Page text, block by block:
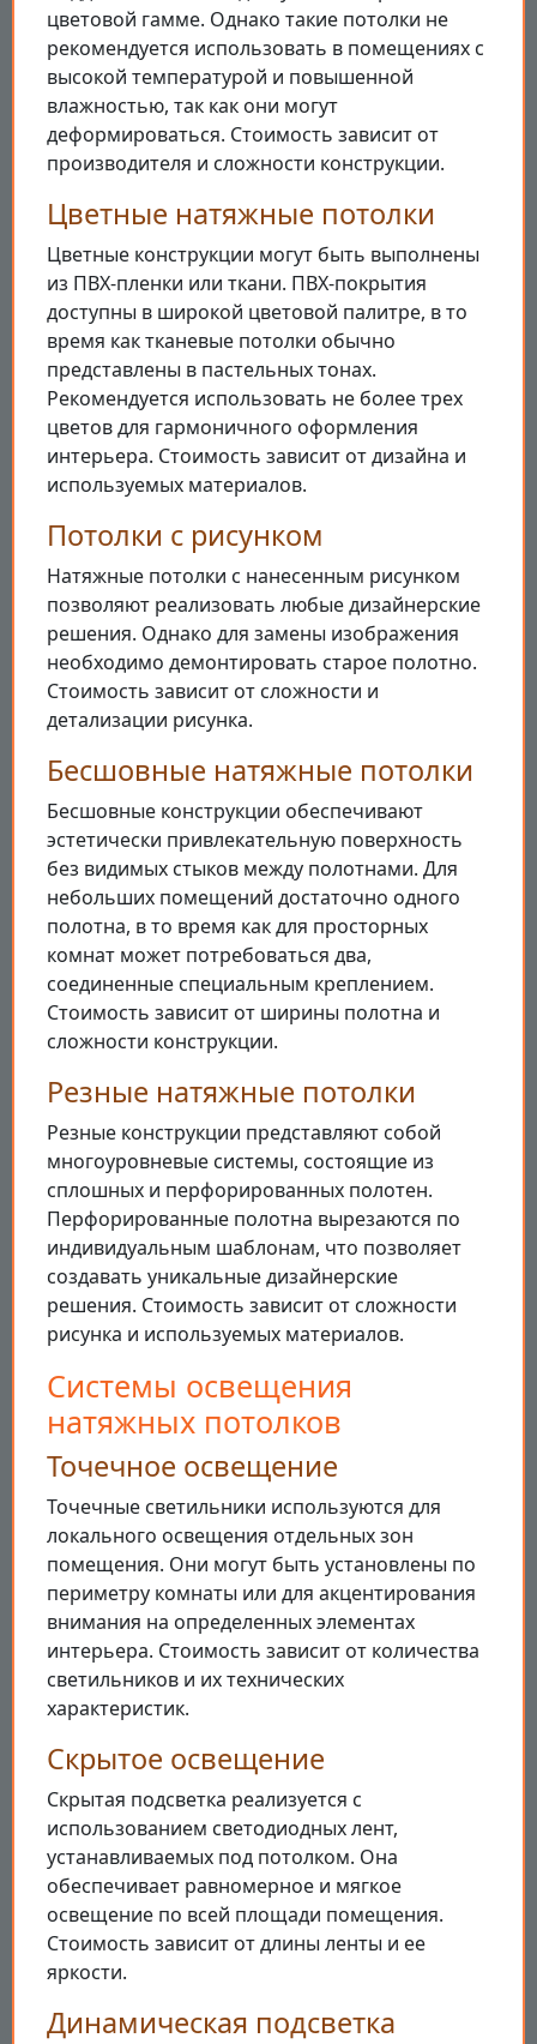
цветовой гамме. Однако такие потолки не
рекомендуется использовать в помещениях с
высокой температурой и повышенной
влажностью, так как они могут
деформироваться. Стоимость зависит от
производителя и сложности конструкции.
Цветные натяжные потолки
Цветные конструкции могут быть выполнены
из ПВХ-пленки или ткани. ПВХ-покрытия
доступны в широкой цветовой палитре, в то
время как тканевые потолки обычно
представлены в пастельных тонах.
Рекомендуется использовать не более трех
цветов для гармоничного оформления
интерьера. Стоимость зависит от дизайна и
используемых материалов.
Потолки с рисунком
Натяжные потолки с нанесенным рисунком
позволяют реализовать любые дизайнерские
решения. Однако для замены изображения
необходимо демонтировать старое полотно.
Стоимость зависит от сложности и
детализации рисунка.
Бесшовные натяжные потолки
Бесшовные конструкции обеспечивают
эстетически привлекательную поверхность
без видимых стыков между полотнами. Для
небольших помещений достаточно одного
полотна, в то время как для просторных
комнат может потребоваться два,
соединенные специальным креплением.
Стоимость зависит от ширины полотна и
сложности конструкции.
Резные натяжные потолки
Резные конструкции представляют собой
многоуровневые системы, состоящие из
сплошных и перфорированных полотен.
Перфорированные полотна вырезаются по
индивидуальным шаблонам, что позволяет
создавать уникальные дизайнерские
решения. Стоимость зависит от сложности
рисунка и используемых материалов.
Системы освещения
натяжных потолков
Точечное освещение
Точечные светильники используются для
локального освещения отдельных зон
помещения. Они могут быть установлены по
периметру комнаты или для акцентирования
внимания на определенных элементах
интерьера. Стоимость зависит от количества
светильников и их технических
характеристик.
Скрытое освещение
Скрытая подсветка реализуется с
использованием светодиодных лент,
устанавливаемых под потолком. Она
обеспечивает равномерное и мягкое
освещение по всей площади помещения.
Стоимость зависит от длины ленты и ее
яркости.
Динамическая подсветка